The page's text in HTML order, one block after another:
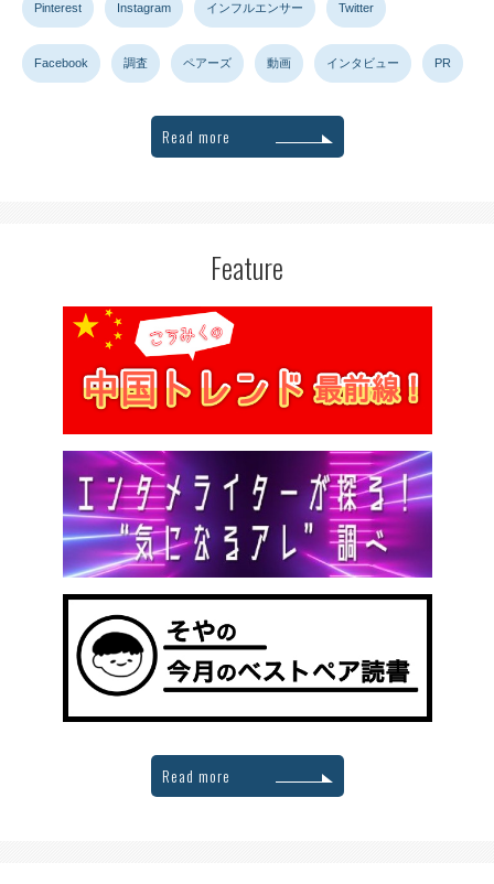
Pinterest Instagram インフルエンサー Twitter
Facebook 調査 ペアーズ 動画 インタビュー PR
Read more
Feature
Read more